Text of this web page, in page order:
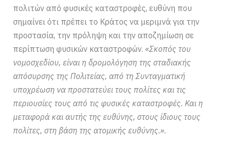
πολιτών από φυσικές καταστροφές, ευθύνη που
σημαίνει ότι πρέπει το Κράτος να μεριμνά για την
προστασία, την πρόληψη και την αποζημίωση σε
περίπτωση φυσικών καταστροφών.«Σκοπός του
νομοσχεδίου, είναι η δρομολόγηση της σταδιακής
απόσυρσης της Πολιτείας, από τη Συνταγματική
υποχρέωση να προστατεύει τους πολίτες και τις
περιουσίες τους από τις φυσικές καταστροφές. Και η
μεταφορά και αυτής της ευθύνης, στους ίδιους τους
πολίτες, στη βάση της ατομικής ευθύνης.».